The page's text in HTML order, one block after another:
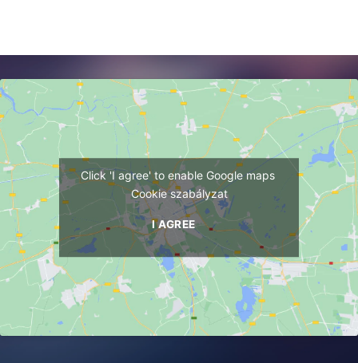
Click 'I agree' to enable Google maps
Cookie szabályzat
I AGREE